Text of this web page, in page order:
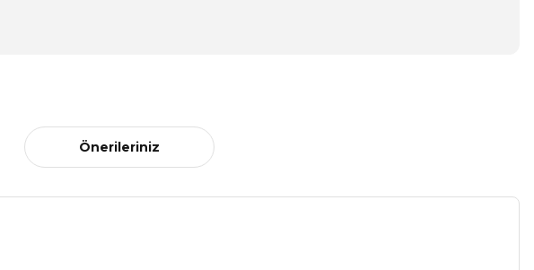
Önerileriniz